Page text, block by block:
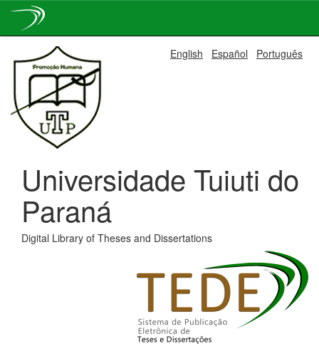
navigation
English Español Português
Universidade Tuiuti do
Paraná
Digital Library of Theses and Dissertations